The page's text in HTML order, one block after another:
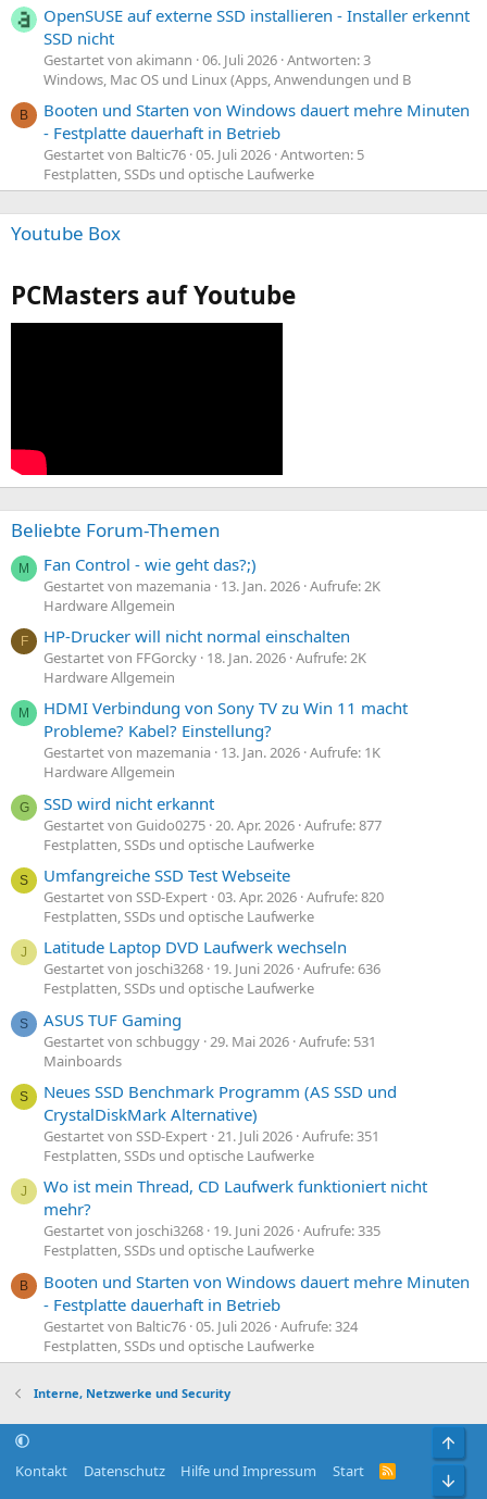
OpenSUSE auf externe SSD installieren - Installer erkennt
SSD nicht
Gestartet von akimann 06. Juli 2026 Antworten: 3
Windows, Mac OS und Linux (Apps, Anwendungen und B
B
Booten und Starten von Windows dauert mehre Minuten
- Festplatte dauerhaft in Betrieb
Gestartet von Baltic76 05. Juli 2026 Antworten: 5
Festplatten, SSDs und optische Laufwerke
Youtube Box
PCMasters auf Youtube
Beliebte Forum-Themen
M Fan Control - wie geht das?;)
Gestartet von mazemania 13. Jan. 2026 Aufrufe: 2K
Hardware Allgemein
F HP-Drucker will nicht normal einschalten
Gestartet von FFGorcky 18. Jan. 2026 Aufrufe: 2K
Hardware Allgemein
M
HDMI Verbindung von Sony TV zu Win 11 macht
Probleme? Kabel? Einstellung?
Gestartet von mazemania 13. Jan. 2026 Aufrufe: 1K
Hardware Allgemein
G SSD wird nicht erkannt
Gestartet von Guido0275 20. Apr. 2026 Aufrufe: 877
Festplatten, SSDs und optische Laufwerke
S Umfangreiche SSD Test Webseite
Gestartet von SSD-Expert 03. Apr. 2026 Aufrufe: 820
Festplatten, SSDs und optische Laufwerke
J Latitude Laptop DVD Laufwerk wechseln
Gestartet von joschi3268 19. Juni 2026 Aufrufe: 636
Festplatten, SSDs und optische Laufwerke
S ASUS TUF Gaming
Gestartet von schbuggy 29. Mai 2026 Aufrufe: 531
Mainboards
S
Neues SSD Benchmark Programm (AS SSD und
CrystalDiskMark Alternative)
Gestartet von SSD-Expert 21. Juli 2026 Aufrufe: 351
Festplatten, SSDs und optische Laufwerke
J
Wo ist mein Thread, CD Laufwerk funktioniert nicht
mehr?
Gestartet von joschi3268 19. Juni 2026 Aufrufe: 335
Festplatten, SSDs und optische Laufwerke
B
Booten und Starten von Windows dauert mehre Minuten
- Festplatte dauerhaft in Betrieb
Gestartet von Baltic76 05. Juli 2026 Aufrufe: 324
Festplatten, SSDs und optische Laufwerke
Interne, Netzwerke und Security
Kontakt Datenschutz Hilfe und Impressum Start
R